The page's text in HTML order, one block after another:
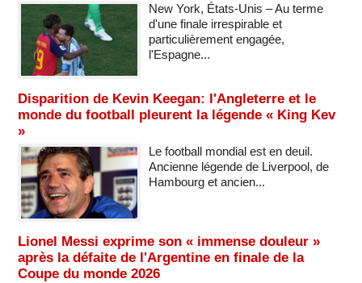
New York, États-Unis – Au terme
d'une finale irrespirable et
particulièrement engagée,
l'Espagne...
Disparition de Kevin Keegan: l'Angleterre et le
monde du football pleurent la légende « King Kev
»
Le football mondial est en deuil.
Ancienne légende de Liverpool, de
Hambourg et ancien...
Lionel Messi exprime son « immense douleur »
après la défaite de l'Argentine en finale de la
Coupe du monde 2026